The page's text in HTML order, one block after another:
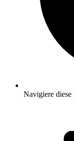
Navigiere diese